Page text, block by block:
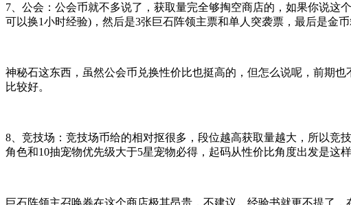
7、 公会：公会币就不多说了，获取量完全够掏空商店的，如果你说
可以换1小时经验)，然后是3张巨石阵领主票和单人突袭票，最后是金币
神秘石这东西，虽然公会币兑换性价比也挺高的，但怎么说呢，前期
比较好。
8、竞技场：竞技场币给的相对抠很多，段位越高获取量越大，所以竞
角色和10抽宠物优先级大于5星宠物必得，起码从性价比角度出发是这样
巨石阵领主召唤券在这个商店极其昂贵，不建议。经验书就更不提了